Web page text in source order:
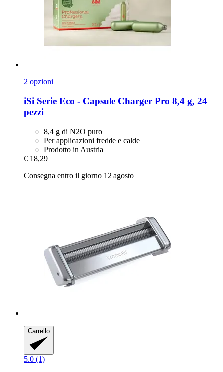
2 opzioni
iSi Serie Eco -​ Capsule Charger Pro 8,4 g, 24
pezzi
8,4 g di N2O puro
Per applicazioni fredde e calde
Prodotto in Austria
€ 18,29
Consegna entro il giorno 12 agosto
Carrello
5.0 (1)